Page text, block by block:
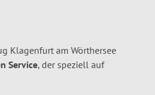
Klagenfurt am Wörthersee
Service, der speziell auf